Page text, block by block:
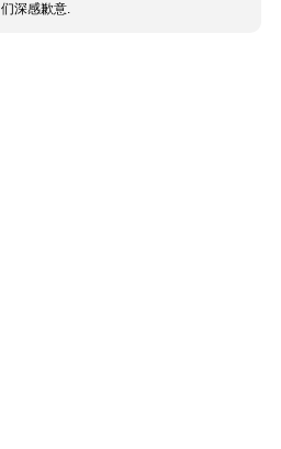
们深感歉意.